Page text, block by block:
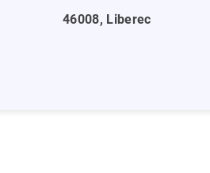
46008, Liberec